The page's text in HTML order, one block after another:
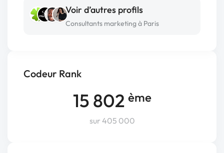
Codeur Rank
15 802 ème
sur 405 000
Voir d’autres profils
Consultants marketing à Paris